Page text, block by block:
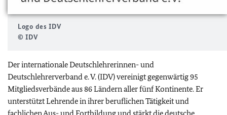
Logo des IDV
© IDV
Der internationale Deutschlehrerinnen- und
Deutschlehrerverband e. V. (IDV) vereinigt gegenwärtig 95
Mitgliedsverbände aus 86 Ländern aller fünf Kontinente. Er
unterstützt Lehrende in ihrer beruflichen Tätigkeit und
fachlichen Aus- und Fortbildung und stärkt die deutsche